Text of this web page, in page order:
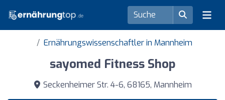
Ernährungswissenschaftler in Mannheim
sayomed Fitness Shop
Seckenheimer Str. 4-6, 68165, Mannheim